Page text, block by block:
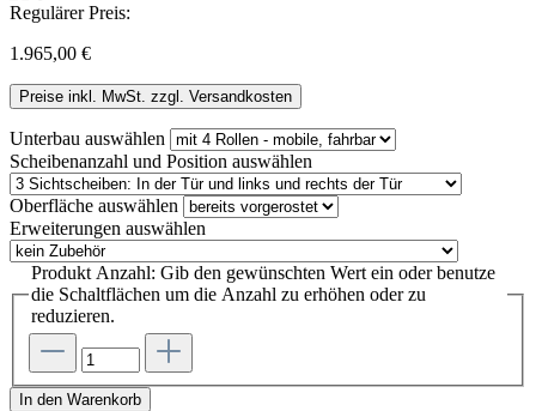
Regulärer Preis:
1.965,00 €
Preise inkl. MwSt. zzgl. Versandkosten
Unterbau auswählen
Scheibenanzahl und Position auswählen
Oberfläche auswählen
Erweiterungen auswählen
Produkt Anzahl: Gib den gewünschten Wert ein oder benutze
die Schaltflächen um die Anzahl zu erhöhen oder zu
reduzieren.
In den Warenkorb